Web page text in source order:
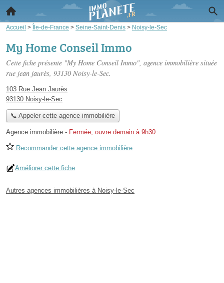
Accueil > Île-de-France > Seine-Saint-Denis > Noisy-le-Sec
My Home Conseil Immo
Cette fiche présente "My Home Conseil Immo", agence immobilière située
rue jean jaurès, 93130 Noisy-le-Sec.
103 Rue Jean Jaurès
93130 Noisy-le-Sec
📞 Appeler cette agence immobilière
Agence immobilière - Fermée, ouvre demain à 9h30
Recommander cette agence immobilière
Améliorer cette fiche
Autres agences immobilières à Noisy-le-Sec